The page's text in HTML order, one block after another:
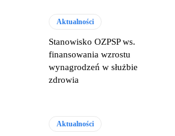
Aktualności
Stanowisko OZPSP ws.
finansowania wzrostu
wynagrodzeń w służbie
zdrowia
Aktualności